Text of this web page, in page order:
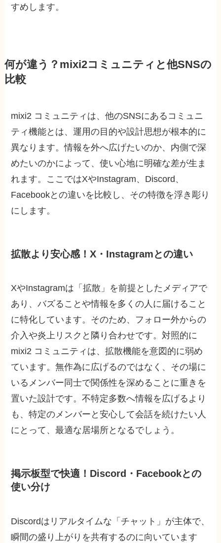
すめします。
何が違う？mixi2コミュニティと他SNSの
比較
mixi2 コミュニティは、他のSNSにあるコミュニ
ティ機能とは、運用の目的や設計思想が根本的に
異なります。情報を外へ広げたいのか、内側で深
めたいのかによって、使い心地に明確な差が生ま
れます。ここではXやInstagram、Discord、
Facebookとの違いを比較し、その特徴を浮き彫り
にします。
拡散より安心感！X・Instagramとの違い
XやInstagramは「拡散」を前提としたメディアで
あり、バズることや情報を多くの人に届けること
に特化しています。そのため、フォロー外からの
介入や炎上リスクと隣り合わせです。対照的に
mixi2 コミュニティは、拡散機能を意図的に弱め
ています。無作為に広げるのではなく、その場に
いるメンバー同士で関係性を深めることに重きを
置いた設計です。不特定多数へ情報を広げるより
も、特定のメンバーと安心して会話を続けたい人
にとって、最適な居場所となるでしょう。
掲示板型で快適！Discord・Facebookとの
使い分け
Discordはリアルタイムな「チャット」が主体で、
瞬間の盛り上がりを共有するのに向いています